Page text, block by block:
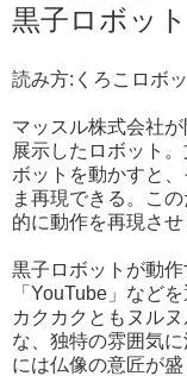
黒子ロボット
読み方:くろこロボ
マッスル株式会社
展示したロボット
ボットを動かすと
ま再現できる。こ
的に動作を再現させ
黒子ロボットが動
「YouTube」など
カクカクともヌル
な、独特の雰囲気
には仏像の意匠が